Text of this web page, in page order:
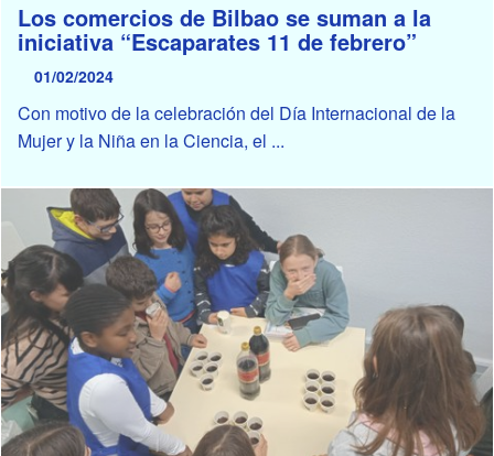
Los comercios de Bilbao se suman a la
iniciativa “Escaparates 11 de febrero”
01/02/2024
Con motivo de la celebración del Día Internacional de la
Mujer y la Niña en la Ciencia, el ...